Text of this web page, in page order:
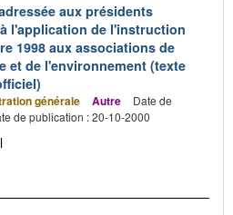
aux présidents
l'application de l'instruction
1998 aux associations de
et de l'environnement (texte
générale Autre
Date de
de publication : 20-10-2000